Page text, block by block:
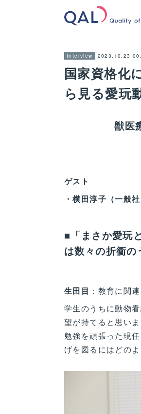
Interview 2023.10.23
国家資格化
ら見る愛玩
獣医
ゲスト
・横田淳子（一般
■「まさか愛玩
は数々の折衝
生田目 ：教育に関
学生のうちに動物
望が持てると思い
勉強を頑張った現
げを図るにはどの